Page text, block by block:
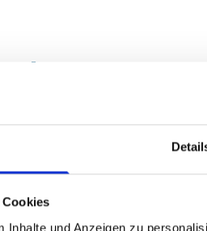
Cookies
Inhalte und Anzeigen zu